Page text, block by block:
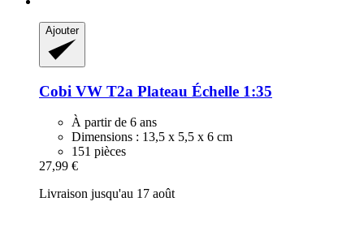
Ajouter
Cobi VW T2a Plateau Échelle 1:35
À partir de 6 ans
Dimensions : 13,5 x 5,5 x 6 cm
151 pièces
27,99 €
Livraison jusqu'au 17 août